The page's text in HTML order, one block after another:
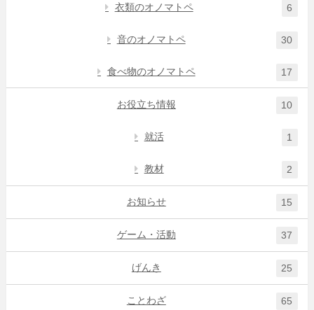
衣類のオノマトペ 6
音のオノマトペ 30
食べ物のオノマトペ 17
お役立ち情報 10
就活 1
教材 2
お知らせ 15
ゲーム・活動 37
げんき 25
ことわざ 65